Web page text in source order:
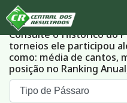
Histórico
Consulte o Histórico do
torneios ele participou
como: média de cantos,
posição no Ranking